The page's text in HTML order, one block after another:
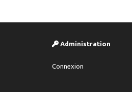
Administration
Connexion